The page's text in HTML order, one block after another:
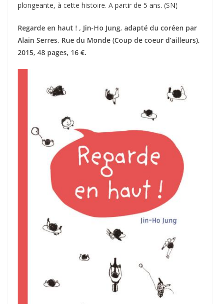
plongeante, à cette histoire. A partir de 5 ans. (SN)
Regarde en haut ! , Jin-Ho Jung, adapté du coréen par
Alain Serres, Rue du Monde (Coup de coeur d’ailleurs),
2015, 48 pages, 16 €.